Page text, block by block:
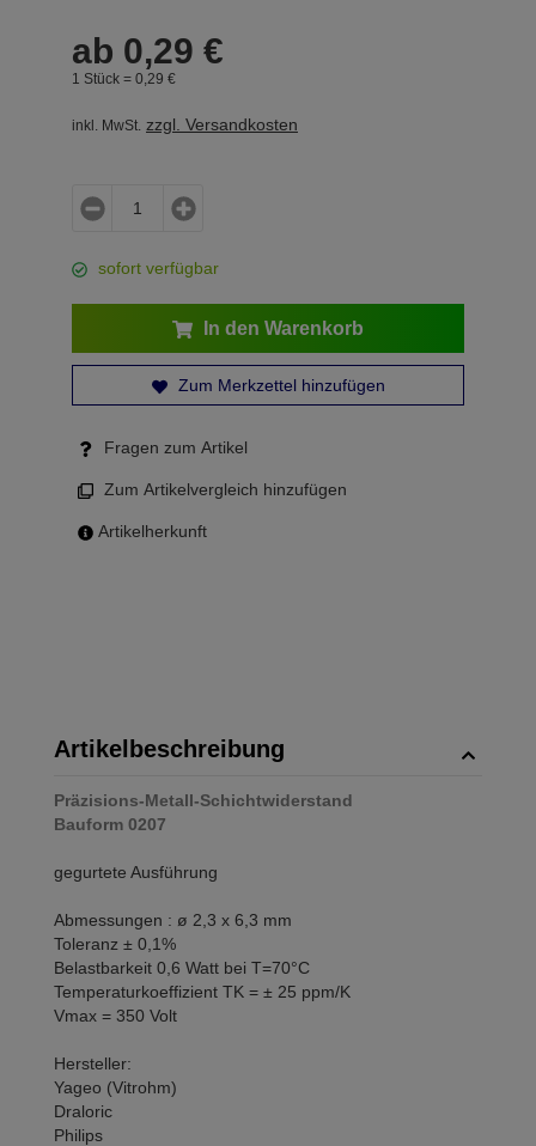
ab 0,29 €
1 Stück = 0, 29 €
inkl. MwSt. zzgl. Versandkosten
sofort verfügbar
In den Warenkorb
Zum Merkzettel hinzufügen
Fragen zum Artikel
Zum Artikelvergleich hinzufügen
Artikelherkunft
Artikelbeschreibung
Präzisions-Metall-Schichtwiderstand
Bauform 0207
gegurtete Ausführung
Abmessungen : ø 2,3 x 6,3 mm
Toleranz ± 0,1%
Belastbarkeit 0,6 Watt bei T=70°C
Temperaturkoeffizient TK = ± 25 ppm/K
Vmax = 350 Volt
Hersteller:
Yageo (Vitrohm)
Draloric
Philips